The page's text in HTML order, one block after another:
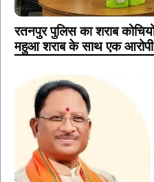
रतनपुर पुलिस का शराब
महुआ शराब के साथ एक आरोपी